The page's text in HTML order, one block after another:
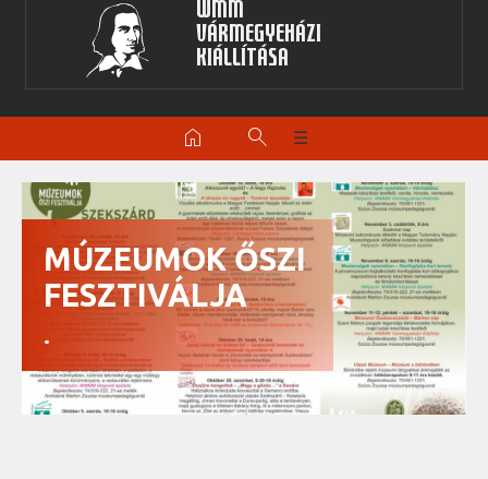
WMM
Vármegyeházi
kiállítása
home search ☰
MÚZEUMOK ŐSZI
FESZTIVÁLJA
.